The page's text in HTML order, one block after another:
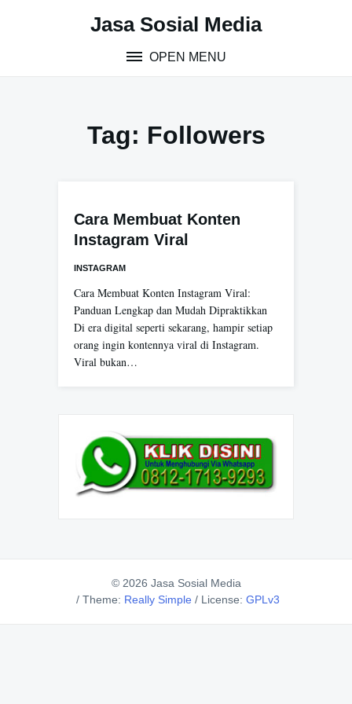
Jasa Sosial Media
OPEN MENU
Tag: Followers
Cara Membuat Konten
Instagram Viral
INSTAGRAM
Cara Membuat Konten Instagram Viral:
Panduan Lengkap dan Mudah Dipraktikkan
Di era digital seperti sekarang, hampir setiap
orang ingin kontennya viral di Instagram.
Viral bukan…
© 2026 Jasa Sosial Media
/ Theme: Really Simple / License: GPLv3